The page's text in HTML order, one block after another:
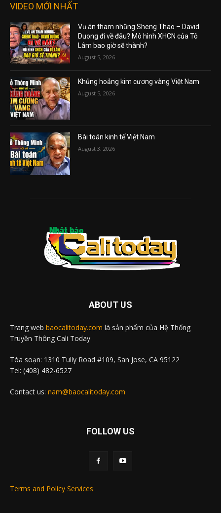
VIDEO MỚI NHẤT
Vụ án tham nhũng Sheng Thao – David
Duong đi về đâu? Mô hình XHCN của Tô
Lâm bao giờ sẽ thành?
August 5, 2026
Khủng hoảng kim cương vàng Việt Nam
August 5, 2026
Bài toán kinh tế Việt Nam
August 3, 2026
ABOUT US
Trang web baocalitoday.com là sản phẩm của Hệ Thống
Truyền Thông Cali Today
Tòa soạn: 1310 Tully Road #109, San Jose, CA 95122
Tel: (408) 482-6527
Contact us: nam@baocalitoday.com
FOLLOW US
Terms and Policy Services